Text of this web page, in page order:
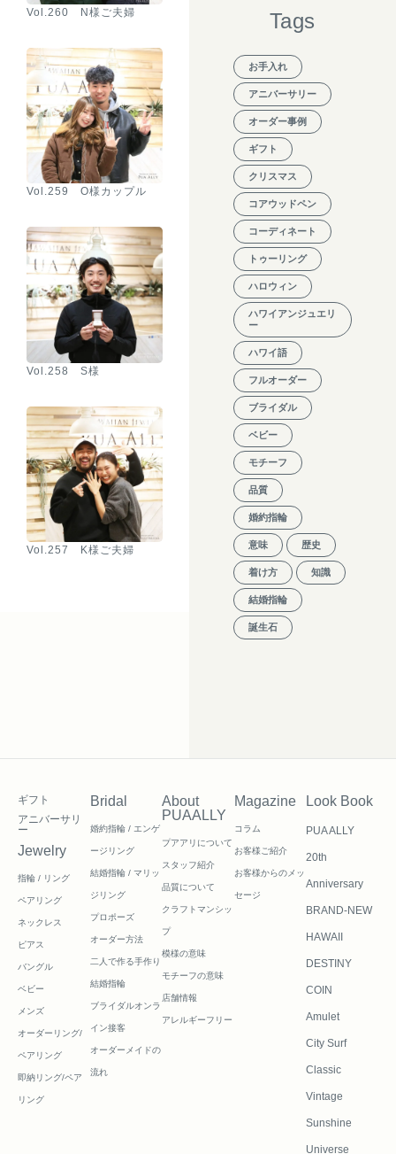
Vol.260 N様ご夫婦
Vol.259 O様カップル
Vol.258 S様
Vol.257 K様ご夫婦
Tags
お手入れ
アニバーサリー
オーダー事例
ギフト
クリスマス
コアウッドペン
コーディネート
トゥーリング
ハロウィン
ハワイアンジュエリ
ー
ハワイ語
フルオーダー
ブライダル
ベビー
モチーフ
品質
婚約指輪
意味 歴史
着け方 知識
結婚指輪
誕生石
ギフト
アニバーサリ
ー
Jewelry
指輪 / リング
ペアリング
ネックレス
ピアス
バングル
ベビー
メンズ
オーダーリング/
ペアリング
即納リング/ペア
リング
Bridal
婚約指輪 / エンゲ
ージリング
結婚指輪 / マリッ
ジリング
プロポーズ
オーダー方法
二人で作る手作り
結婚指輪
ブライダルオンラ
イン接客
オーダーメイドの
流れ
About
PUAALLY
プアアリについて
スタッフ紹介
品質について
クラフトマンシッ
プ
模様の意味
モチーフの意味
店舗情報
アレルギーフリー
Magazine
コラム
お客様ご紹介
お客様からのメッ
セージ
Look Book
PUA ALLY
20th
Anniversary
BRAND-NEW
HAWAII
DESTINY
COIN
Amulet
City Surf
Classic
Vintage
Sunshine
Universe